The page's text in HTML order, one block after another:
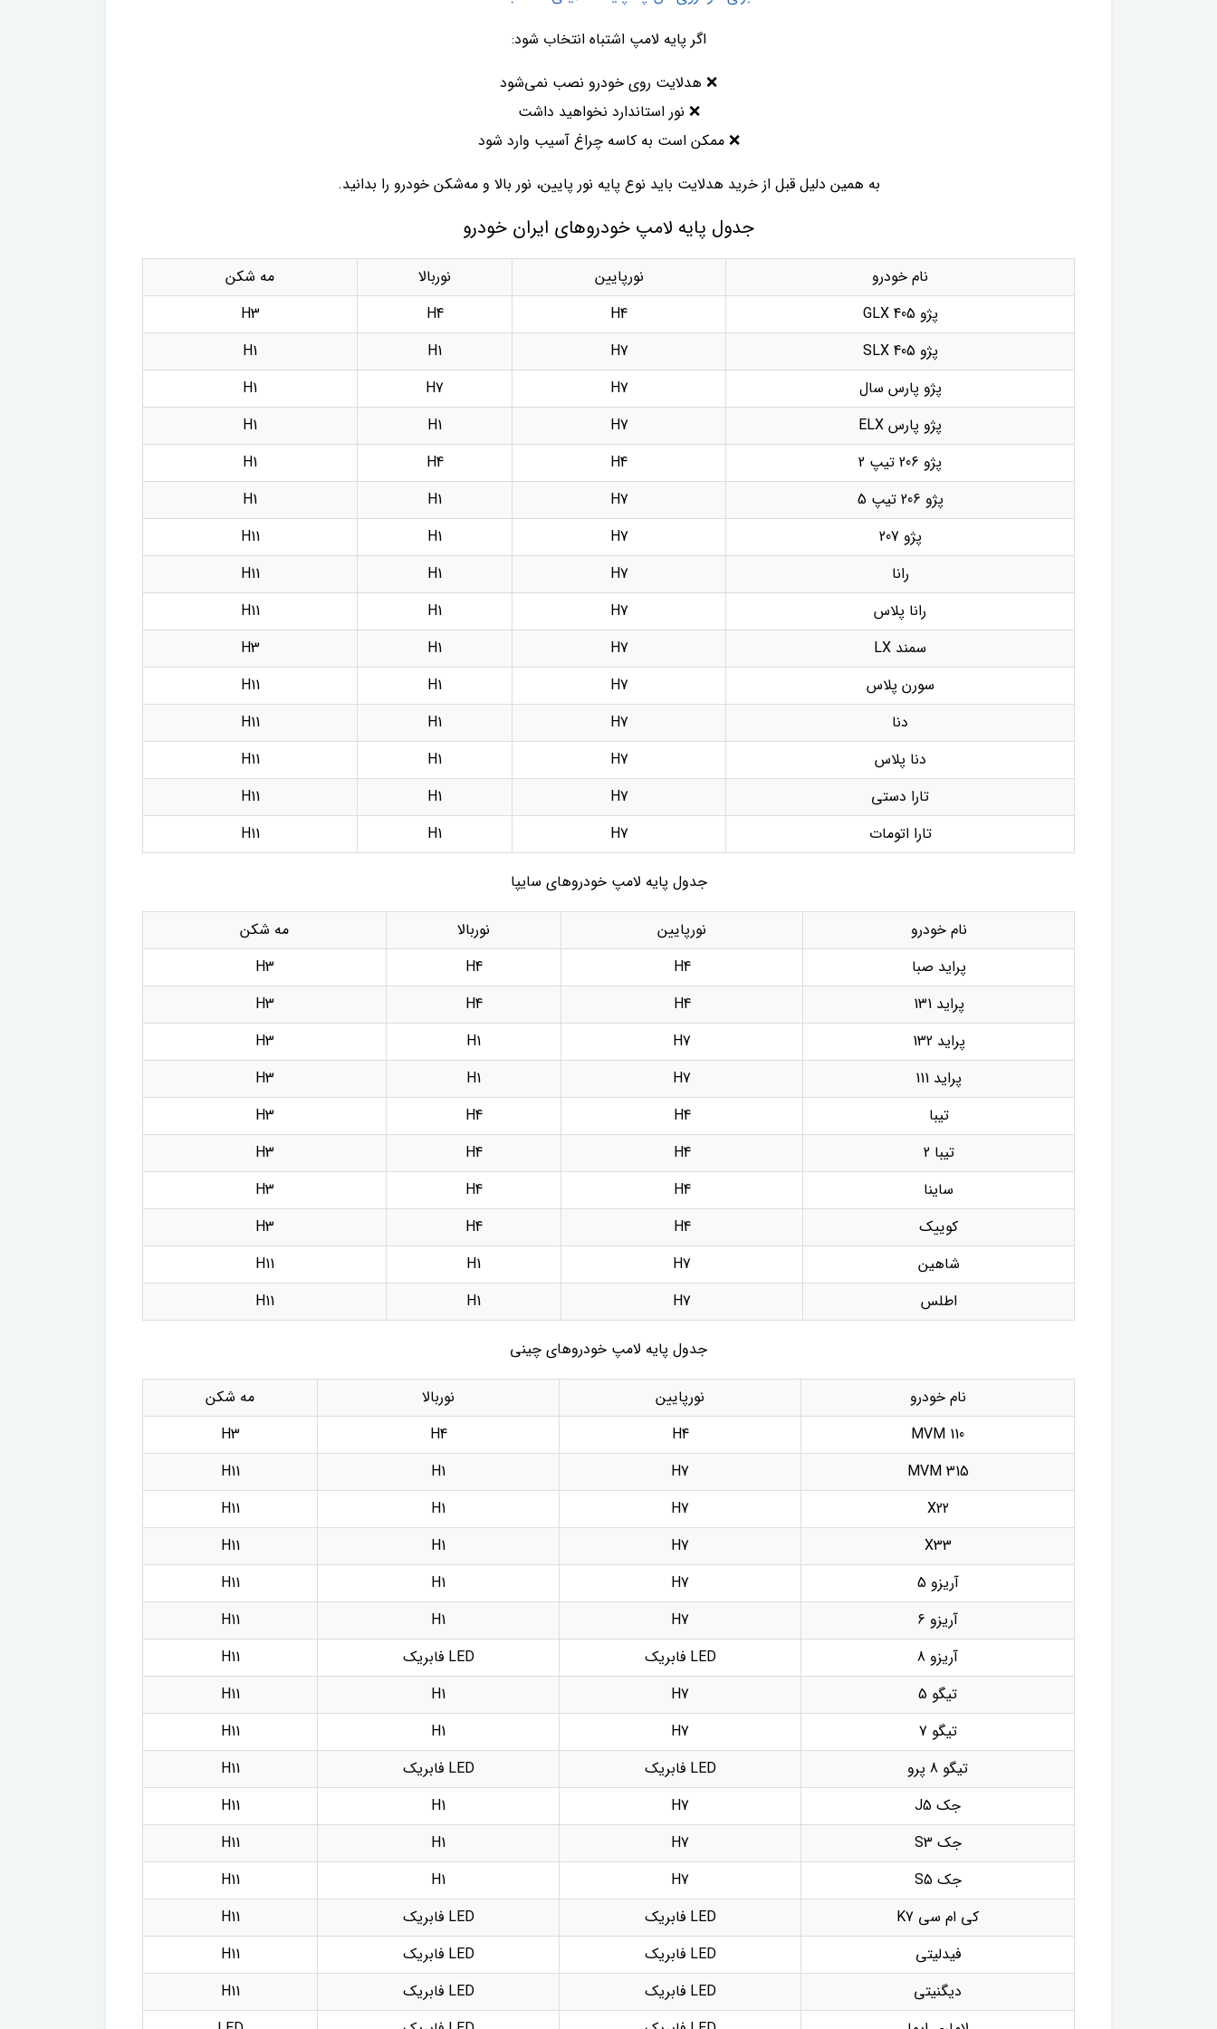
اگر پایه لامپ اشتباه انتخاب شود:
❌ هدلایت روی خودرو نصب نمی‌شود
❌ نور استاندارد نخواهید داشت
❌ ممکن است به کاسه چراغ آسیب وارد شود
به همین دلیل قبل از خرید هدلایت باید نوع پایه نور پایین، نور بالا و مه‌شکن خودرو را بدانید.
جدول پایه لامپ خودروهای ایران خودرو
نام خودرو نورپایین نوربالا
مه شکن
پژو 405 GLX
H4
H4
H3
پژو 405 SLX
H7
H1
H1
پژو پارس سال
H7
H7
H1
پژو پارس ELX
H7
H1
H1
پژو 206 تیپ 2
H4
H4
H1
پژو 206 تیپ 5
H7
H1
H1
پژو 207
H7
H1
H11
رانا
H7
H1
H11
رانا پلاس
H7
H1
H11
سمند LX
H7
H1
H3
سورن پلاس
H7
H1
H11
دنا
H7
H1
H11
دنا پلاس
H7
H1
H11
تارا دستی
H7
H1
H11
تارا اتومات
H7
H1
H11
جدول پایه لامپ خودروهای سایپا
نام خودرو نورپایین نوربالا
مه شکن
پراید صبا
H4
H4
H3
پراید 131
H4
H4
H3
پراید 132
H7
H1
H3
پراید 111
H7
H1
H3
تیبا
H4
H4
H3
تیبا 2
H4
H4
H3
ساینا
H4
H4
H3
کوییک
H4
H4
H3
شاهین
H7
H1
H11
اطلس
H7
H1
H11
جدول پایه لامپ خودروهای چینی
نام خودرو نورپایین نوربالا
مه شکن
MVM 110
H4
H4
H3
MVM 315
H7
H1
H11
X22
H7
H1
H11
X33
H7
H1
H11
آریزو 5
H7
H1
H11
آریزو 6
H7
H1
H11
آریزو 8
LED فابریک LED فابریک
H11
تیگو 5
H7
H1
H11
تیگو 7
H7
H1
H11
تیگو 8 پرو
LED فابریک LED فابریک
H11
جک J5
H7
H1
H11
جک S3
H7
H1
H11
جک S5
H7
H1
H11
کی ام سی K7
LED فابریک LED فابریک
H11
فیدلیتی
LED فابریک LED فابریک
H11
دیگنیتی
LED فابریک LED فابریک
H11